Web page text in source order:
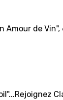
Amour de